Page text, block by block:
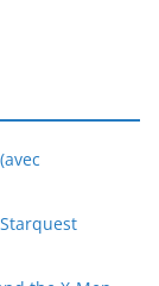
Starquest